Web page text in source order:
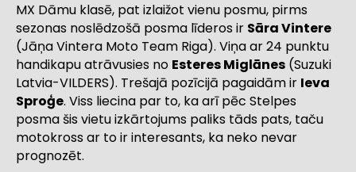
MX Dāmu klasē, pat izlaižot vienu posmu, pirms
sezonas noslēdzošā posma līderos ir Sāra Vintere
(Jāņa Vintera Moto Team Riga). Viņa ar 24 punktu
handikapu atrāvusies no Esteres Miglānes (Suzuki
Latvia-VILDERS). Trešajā pozīcijā pagaidām ir Ieva
Sproģe. Viss liecina par to, ka arī pēc Stelpes
posma šis vietu izkārtojums paliks tāds pats, taču
motokross ar to ir interesants, ka neko nevar
prognozēt.